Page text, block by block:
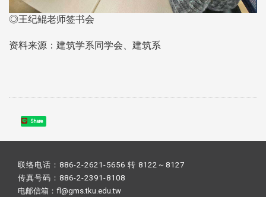
◎王纪鲲老师签书会
资料来源：建筑学系同学会、建筑系
Share
联络电话：886-2-2621-5656 转 8122～8127
传真号码：886-2-2391-8108
电邮信箱：fl@gms.tku.edu.tw